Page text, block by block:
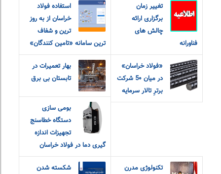
تغییر زمان
برگزاری ارائه
چالش های
فناورانه
استفاده فولاد
خراسان از به روز
ترین و شفاف
ترین سامانه «تامین کنندگان»
«فولاد خراسان»
در میان 5۰ شرکت
برترِ تالار سرمایه
بهار تعمیرات در
تابستان بی برق
بومی سازی
دستگاه خطاسنج
تجهیزات اندازه
گیری دما در فولاد خراسان
تکنولوژی مدرن
شکسته شدن